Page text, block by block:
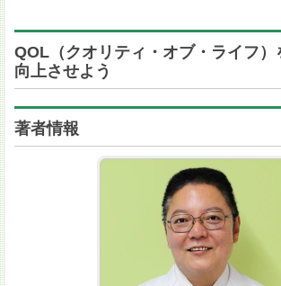
QOL（クオリティ・オブ・ライフ）
向上させよう
著者情報